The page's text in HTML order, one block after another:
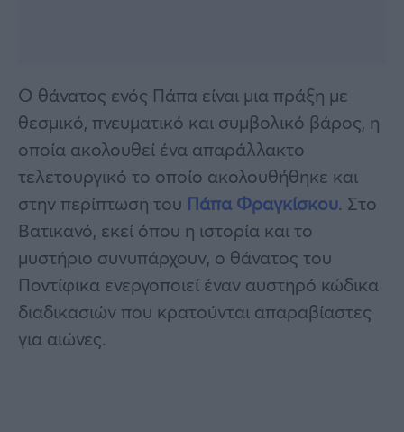
Ο θάνατος ενός Πάπα είναι μια πράξη με
θεσμικό, πνευματικό και συμβολικό βάρος, η
οποία ακολουθεί ένα απαράλλακτο
τελετουργικό το οποίο ακολουθήθηκε και
στην περίπτωση του Πάπα Φραγκίσκου. Στο
Βατικανό, εκεί όπου η ιστορία και το
μυστήριο συνυπάρχουν, ο θάνατος του
Ποντίφικα ενεργοποιεί έναν αυστηρό κώδικα
διαδικασιών που κρατούνται απαραβίαστες
για αιώνες.